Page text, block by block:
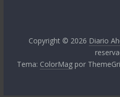
Copyright © 2026 Diario
Tema: ColorMag por